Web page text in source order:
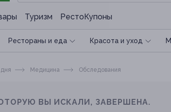
Туризм РестоКупоны
Рестораны и еда Красота и уход
Медицина Обследования
ВЫ ИСКАЛИ, ЗАВЕРШЕНА.